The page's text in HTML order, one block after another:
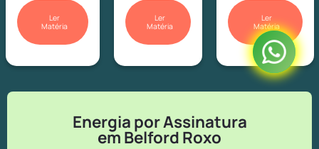
Ler
Matéria
Ler
Matéria
Ler
Matéria
Energia por Assinatura
em Belford Roxo